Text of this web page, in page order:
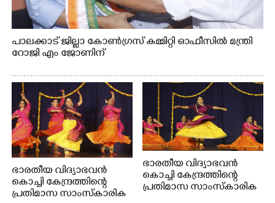
പാലക്കാട് ജില്ലാ കോൺഗ്രസ് കമ്മിറ്റി ഓഫീസിൽ മന്ത്രി
റോജി എം ജോണിന്
ഭാരതീയ വിദ്യാഭവൻ
കൊച്ചി കേന്ദ്രത്തിന്റെ
പ്രതിമാസ സാംസ്കാരിക
ഭാരതീയ വിദ്യാഭവൻ
കൊച്ചി കേന്ദ്രത്തിന്റെ
പ്രതിമാസ സാംസ്കാരിക